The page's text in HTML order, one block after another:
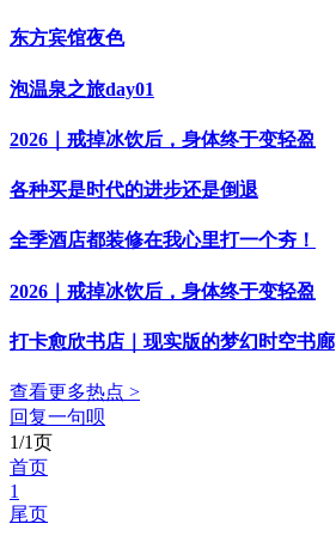
东方宾馆夜色
泡温泉之旅day01
2026｜戒掉冰饮后，身体终于变轻盈
各种买是时代的进步还是倒退
全季酒店都装修在我心里打一个夯！
2026｜戒掉冰饮后，身体终于变轻盈
打卡愈欣书店｜现实版的梦幻时空书廊
查看更多热点 >
回复一句呗
1/1页
首页
1
尾页